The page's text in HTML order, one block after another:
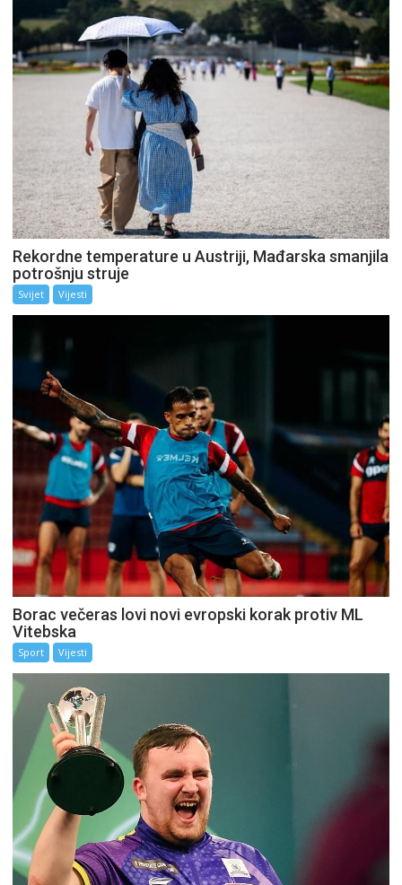
Rekordne temperature u Austriji, Mađarska smanjila
potrošnju struje
Svijet Vijesti
Borac večeras lovi novi evropski korak protiv ML
Vitebska
Sport Vijesti